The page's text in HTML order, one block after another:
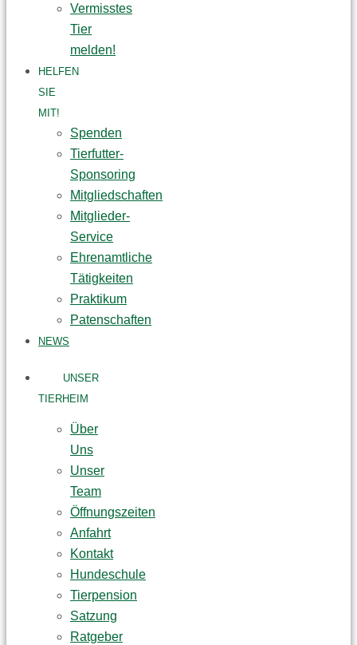
Vermisstes
Tier
melden!
HELFEN
SIE
MIT!
Spenden
Tierfutter-
Sponsoring
Mitgliedschaften
Mitglieder-
Service
Ehrenamtliche
Tätigkeiten
Praktikum
Patenschaften
NEWS
UNSER
TIERHEIM
Über
Uns
Unser
Team
Öffnungszeiten
Anfahrt
Kontakt
Hundeschule
Tierpension
Satzung
Ratgeber